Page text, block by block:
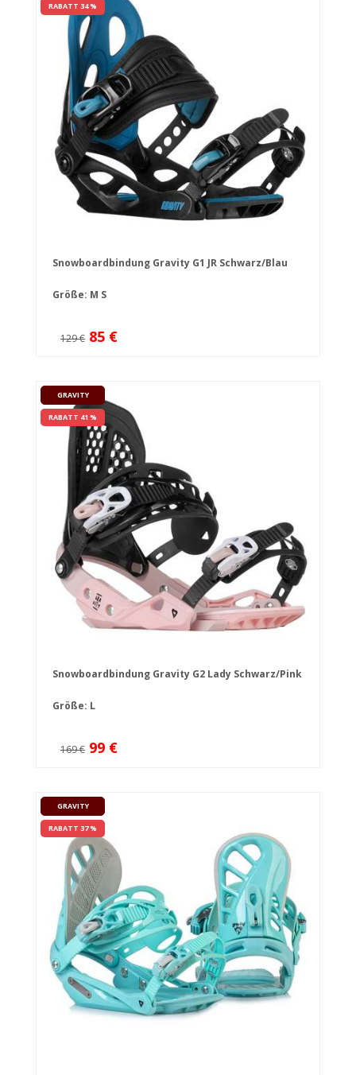
RABATT 34 %
Snowboardbindung Gravity G1 JR Schwarz/Blau
Größe: M S
129 € 85 €
GRAVITY
RABATT 41 %
Snowboardbindung Gravity G2 Lady Schwarz/Pink
Größe: L
169 € 99 €
GRAVITY
RABATT 37 %